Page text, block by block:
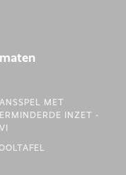
MET
INZET -